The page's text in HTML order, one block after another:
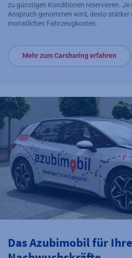
zu günstigen Konditionen reservieren.
Anspruch genommen wird, desto stärker
monatlichen Fahrzeugkosten.
Mehr zum Carsharing erfahren
Das Azubimobil für Ihre